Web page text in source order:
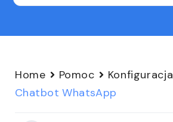
Home Pomoc
Konfiguracja
Chatbot WhatsApp